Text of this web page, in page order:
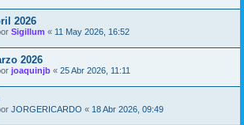
2026
Sigillum « 11 May 2026, 16:52
2026
joaquinjb « 25 Abr 2026, 11:11
JORGERICARDO « 18 Abr 2026, 09:49